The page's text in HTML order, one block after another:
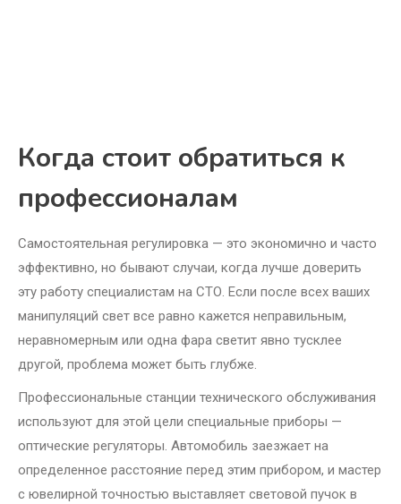
Когда стоит обратиться к
профессионалам
Самостоятельная регулировка — это экономично и часто
эффективно, но бывают случаи, когда лучше доверить
эту работу специалистам на СТО. Если после всех ваших
манипуляций свет все равно кажется неправильным,
неравномерным или одна фара светит явно тусклее
другой, проблема может быть глубже.
Профессиональные станции технического обслуживания
используют для этой цели специальные приборы —
оптические регуляторы. Автомобиль заезжает на
определенное расстояние перед этим прибором, и мастер
с ювелирной точностью выставляет световой пучок в